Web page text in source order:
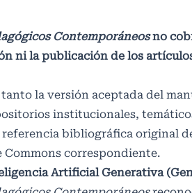
Contemporáneosno
ni la publicación de los
la versión aceptada del
institucionales,
referencia bibliográfica original
correspondiente.
Artificial Generativa